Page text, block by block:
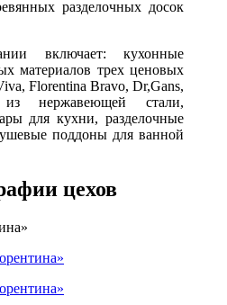
разделочных досок
включает: кухонные
материалов трех ценовых
Florentina Bravo, Dr,Gans,
нержавеющей стали,
для кухни, разделочные
поддоны для ванной
цехов